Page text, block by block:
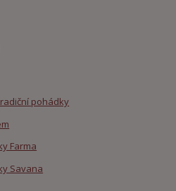
pohádky
Farma
Savana